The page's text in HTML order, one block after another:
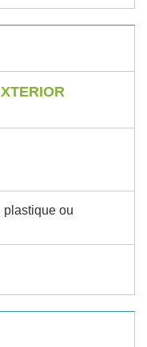
plastique ou